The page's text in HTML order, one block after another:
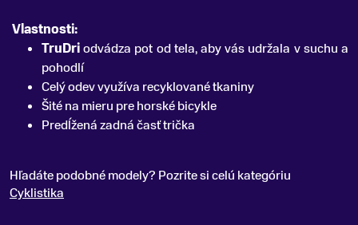
Vlastnosti:
TruDriodvádza pot od tela, aby vás udržala v suchu a
pohodlí
Celý odev využíva recyklované tkaniny
Šité na mieru pre horské bicykle
Predĺžená zadná časť trička
Hľadáte podobné modely? Pozrite si celú kategóriu
Cyklistika